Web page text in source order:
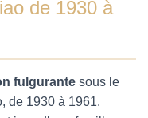
de 1930 à
fulgurante sous le
de 1930 à 1961.